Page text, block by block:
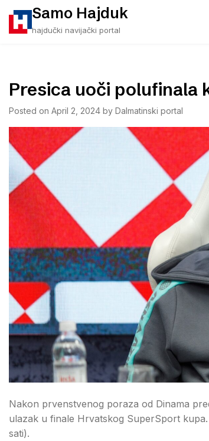
content
Samo Hajduk
hajdučki navijački portal
Presica uoči polufinala
Posted on April 2, 2024 by Dalmatinski portal
Nakon prvenstvenog poraza od Dinama
ulazak u finale Hrvatskog SuperSport
sati).